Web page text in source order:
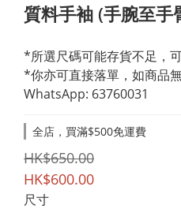
質料手袖 (手腕至手
*所選尺碼可能存貨不足，
*你亦可直接落單，如商品
WhatsApp: 63760031
全店，買滿$500免運費
HK$650.00
HK$600.00
尺寸